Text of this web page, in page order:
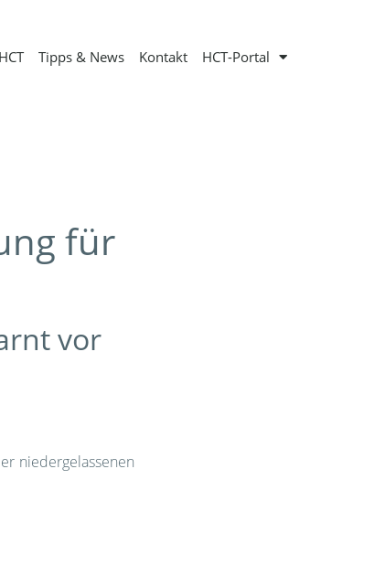
Tipps & News Kontakt HCT-Portal
für
vor
niedergelassenen